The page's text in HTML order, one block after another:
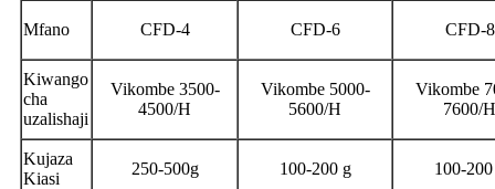
Mfano CFD-4 CFD-6 CFD-8
Kiwango
cha
uzalishaji
Vikombe 3500-
4500/H
Vikombe 5000-
5600/H
Vikombe
7600/H
Kujaza
Kiasi
250-500g 100-200 g 100-